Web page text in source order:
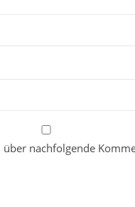
nachfolgende